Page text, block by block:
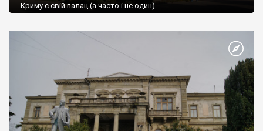
Криму є свій палац (а часто і не один).